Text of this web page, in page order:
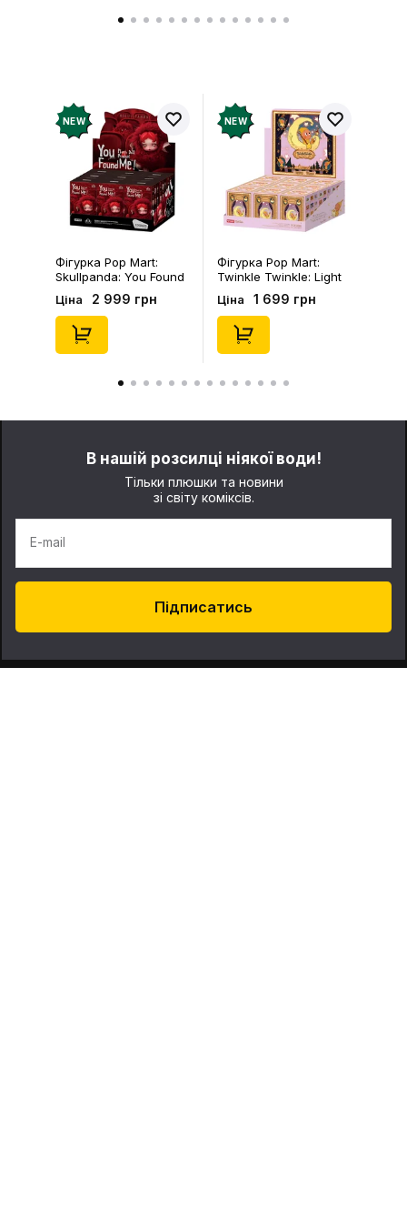
NEW
Фігурка Pop Mart:
Skullpanda: You Found
Me!: Plush Doll Pendant
Series (Blind Box: 1 з
10) (Secret Edition),
(29347)
Ціна 2 999 грн
NEW
Фігурка Pop Mart:
Twinkle Twinkle: Light
Up: Scene Sets Series
(Blind Box: 1 з 10)
(Secret Edition),
(21372)
Ціна 1 699 грн
В нашій розсилці ніякої води!
Тільки плюшки та новини
зі світу коміксів.
E-mail
Підписатись